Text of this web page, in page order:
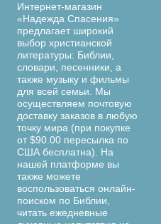
последние
годы
жизни
Дитрихом
выдающимся
немецким
теологом,
пастором
и
Страница
книги
Интернет-магазин
«Надежда Спасения»
предлагает широкий
выбор христианской
литературы: Библии,
словари, песенники, а
также музыку и фильмы
для всей семьи. Мы
осуществляем почтовую
доставку заказов в любую
точку мира (при покупке
от $90.00 пересылка по
США бесплатна). На
нашей платформе вы
также можете
воспользоваться онлайн-
поиском по Библии,
читать ежедневные